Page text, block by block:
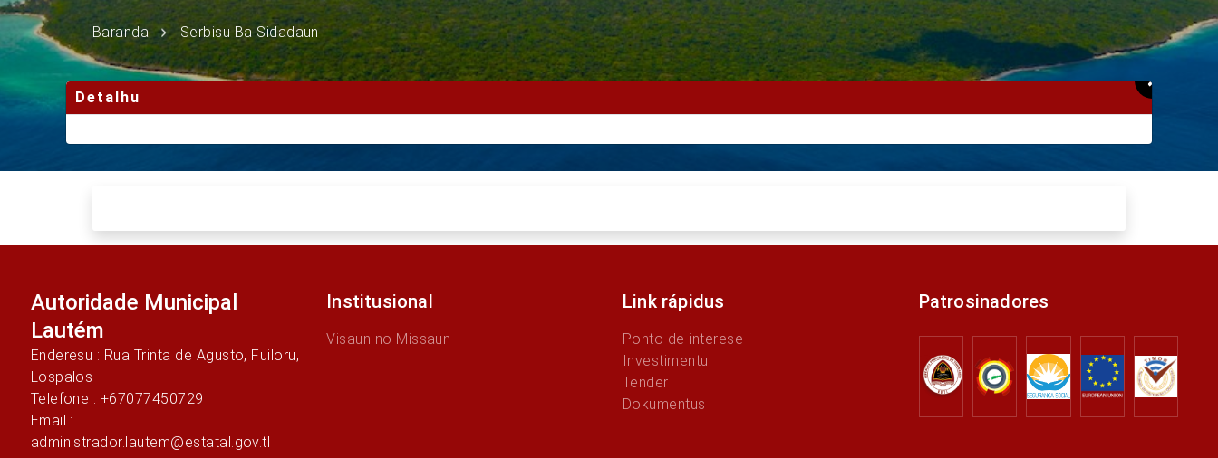
Baranda Serbisu Ba Sidadaun
Autoridade Municipal
Lautém
Enderesu : Rua Trinta de Agusto, Fuiloru,
Lospalos
Telefone : +67077450729
Email :
administrador.lautem@estatal.gov.tl
Institusional
Visaun no Missaun
Link rápidus
Ponto de interese
Investimentu
Tender
Dokumentus
Patrosinadores
Detalhu
×